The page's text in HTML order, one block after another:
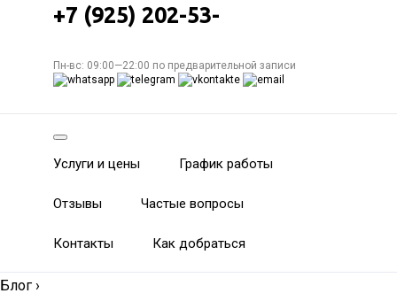
+7 (925) 202-53-
Пн-вс: 09:00—22:00 по предварительной записи
Услуги и цены График работы
Отзывы Частые вопросы
Контакты Как добраться
Блог ›